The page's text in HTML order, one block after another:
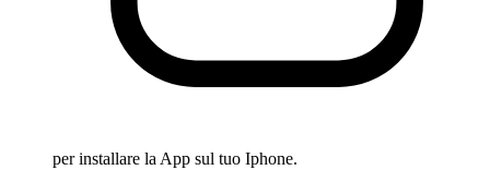
per installare la App sul tuo Iphone.